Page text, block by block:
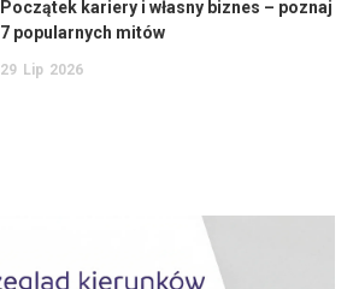
Początek kariery i własny biznes – poznaj
7 popularnych mitów
29 Lip 2026